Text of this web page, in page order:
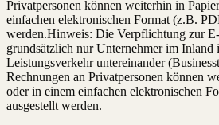
Privatpersonen können weiterhin in
einfachen elektronischen Format (z.B.
werden.Hinweis: Die Verpflichtung zur
grundsätzlich nur Unternehmer im
Leistungsverkehr untereinander
Rechnungen an Privatpersonen können
oder in einem einfachen elektronischen
ausgestellt werden.